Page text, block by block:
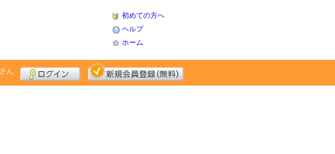
初めての方へ
ヘルプ
ホーム
さん